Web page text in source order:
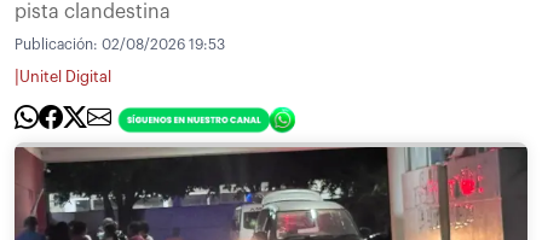
pista clandestina
Publicación: 02/08/2026 19:53
Unitel Digital